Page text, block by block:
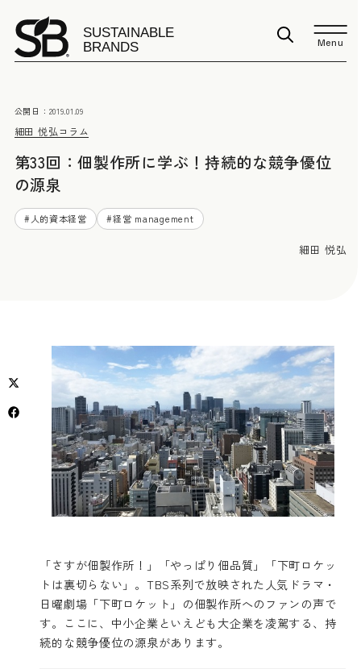
Menu
細田 悦弘コラム
公開日： 2019.01.09
第33回：佃製作所に学ぶ！持続的な競争優位
の源泉
# 人的資本経営 #経営 management
細田 悦弘
「さすが佃製作所！」「やっぱり佃品質」「下町ロケッ
トは裏切らない」。TBS系列で放映された人気ドラマ・
日曜劇場「下町ロケット」の佃製作所へのファンの声で
す。ここに、中小企業といえども大企業を凌駕する、持
続的な競争優位の源泉があります。